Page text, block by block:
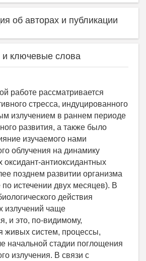
об авторах и публикации
и ключевые слова
работе рассматривается
стресса, индуцированного
излучением в раннем периоде
развития, а также было
изучаемого нами
облучения на динамику
оксидант-антиоксидантных
позднем развитии организма
истечении двух месяцев). В
действия
излучений чаще
и это, по-видимому,
живых систем, процессы,
начальной стадии поглощения
излучения. В связи с